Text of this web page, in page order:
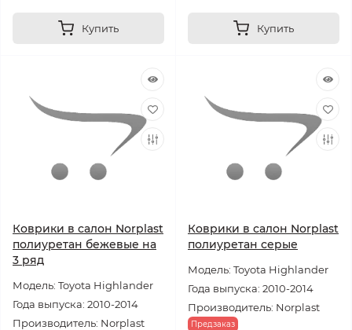
Купить Купить
Коврики в салон Norplast
полиуретан бежевые на
3 ряд
Модель: Toyota Highlander
Года выпуска: 2010-2014
Производитель: Norplast
Коврики в салон Norplast
полиуретан серые
Модель: Toyota Highlander
Года выпуска: 2010-2014
Производитель: Norplast
Предзаказ